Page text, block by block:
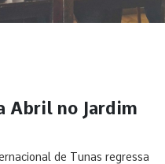
Abril no Jardim
de Tunas regressa